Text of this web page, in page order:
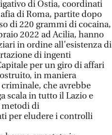
di Ostia, coordinati
di Roma, partite dopo
di 220 grammi di cocaina,
2022 ad Acilia, hanno
in ordine all’esistenza di
di ingenti
per un giro di affari
in maniera
che avrebbe
scala in tutto il Lazio e
metodi di
per eludere i controlli